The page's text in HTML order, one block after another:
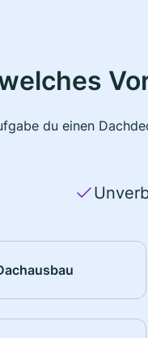
du einen